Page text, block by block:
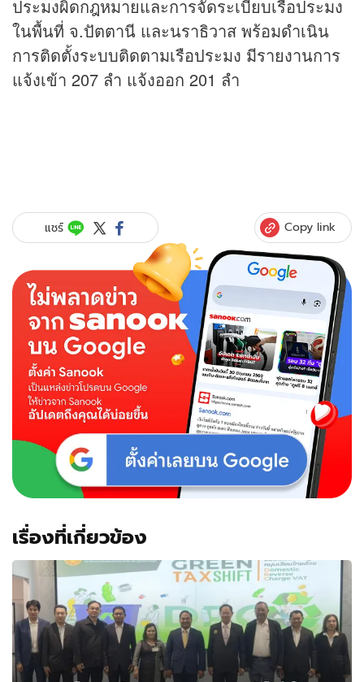
ประมงผิดกฎหมายและการจัดระเบียบเรือประมง
ในพื้นที่ จ.ปัตตานี และนราธิวาส พร้อมดำเนิน
การติดตั้งระบบติดตามเรือประมง มีรายงานการ
แจ้งเข้า 207 ลำ แจ้งออก 201 ลำ
แชร์ Copy link
เรื่องที่เกี่ยวข้อง